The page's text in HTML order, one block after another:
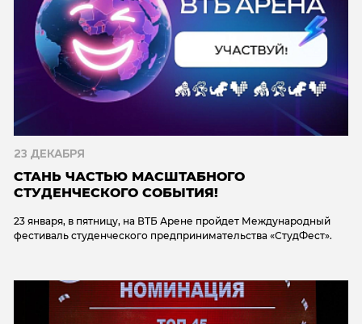
23 ДЕКАБРЯ
СТАНЬ ЧАСТЬЮ МАСШТАБНОГО
СТУДЕНЧЕСКОГО СОБЫТИЯ!
23 января, в пятницу, на ВТБ Арене пройдет Международный
фестиваль студенческого предпринимательства «СтудФест».